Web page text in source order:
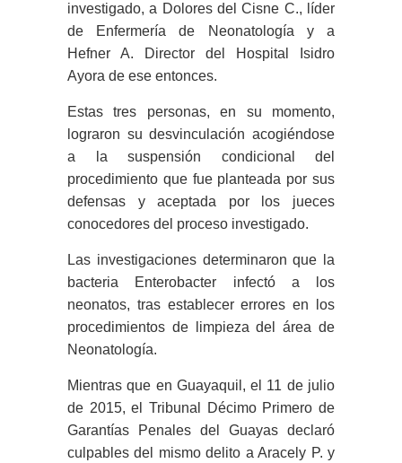
investigado, a Dolores del Cisne C., líder
de Enfermería de Neonatología y a
Hefner A. Director del Hospital Isidro
Ayora de ese entonces.
Estas tres personas, en su momento,
lograron su desvinculación acogiéndose
a la suspensión condicional del
procedimiento que fue planteada por sus
defensas y aceptada por los jueces
conocedores del proceso investigado.
Las investigaciones determinaron que la
bacteria Enterobacter infectó a los
neonatos, tras establecer errores en los
procedimientos de limpieza del área de
Neonatología.
Mientras que en Guayaquil, el 11 de julio
de 2015, el Tribunal Décimo Primero de
Garantías Penales del Guayas declaró
culpables del mismo delito a Aracely P. y